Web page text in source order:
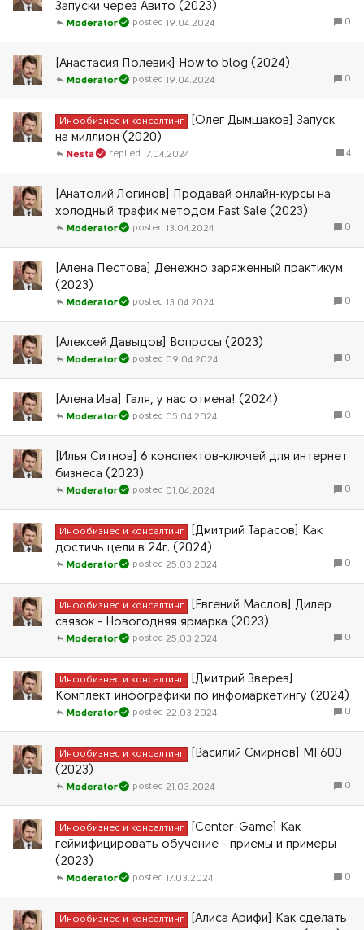
Запуски через Авито (2023)
0
19.04.2024
Moderator
[Анастасия Полевик] How to blog (2024)
0
19.04.2024
Moderator
Инфобизнес и консалтинг
[Олег Дымшаков] Запуск
на миллион (2020)
4
17.04.2024
Nesta
[Анатолий Логинов] Продавай онлайн-курсы на
холодный трафик методом Fast Sale (2023)
0
13.04.2024
Moderator
[Алена Пестова] Денежно заряженный практикум
(2023)
0
13.04.2024
Moderator
[Алексей Давыдов] Вопросы (2023)
0
09.04.2024
Moderator
[Алена Ива] Галя, у нас отмена! (2024)
0
05.04.2024
Moderator
[Илья Ситнов] 6 конспектов-ключей для интернет
бизнеса (2023)
0
01.04.2024
Moderator
Инфобизнес и консалтинг
[Дмитрий Тарасов] Как
достичь цели в 24г. (2024)
0
25.03.2024
Moderator
Инфобизнес и консалтинг
[Евгений Маслов] Дилер
связок - Новогодняя ярмарка (2023)
0
25.03.2024
Moderator
Инфобизнес и консалтинг
[Дмитрий Зверев]
Комплект инфографики по инфомаркетингу (2024)
0
22.03.2024
Moderator
Инфобизнес и консалтинг
[Василий Смирнов] МГ600
(2023)
0
21.03.2024
Moderator
Инфобизнес и консалтинг
[Center-Game] Как
геймифицировать обучение - приемы и примеры
(2023)
0
17.03.2024
Moderator
Инфобизнес и консалтинг [Алиса Арифи] Как сделать